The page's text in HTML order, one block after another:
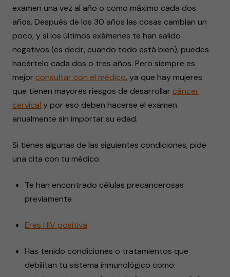
examen una vez al año o como máximo cada dos
años. Después de los 30 años las cosas cambian un
poco, y si los últimos exámenes te han salido
negativos (es decir, cuando todo está bien), puedes
hacértelo cada dos o tres años. Pero siempre es
mejor consultar con el médico, ya que hay mujeres
que tienen mayores riesgos de desarrollar cáncer
cervical y por eso deben hacerse el examen
anualmente sin importar su edad.
Si tienes algunas de las siguientes condiciones, pide
una cita con tu médico:
Te han encontrado células precancerosas
previamente
Eres HIV positiva
Has tenido condiciones o tratamientos que
debilitan tu sistema inmunológico como: